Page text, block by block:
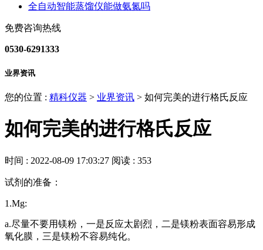
全自动智能蒸馏仪能做氨氮吗
免费咨询热线
0530-6291333
业界资讯
您的位置 : 精科仪器 > 业界资讯 > 如何完美的进行格氏反应
如何完美的进行格氏反应
时间 : 2022-08-09 17:03:27 阅读 : 353
试剂的准备：
1.Mg:
a.尽量不要用镁粉，一是反应太剧烈，二是镁粉表面容易形成
氧化膜，三是镁粉不容易纯化。